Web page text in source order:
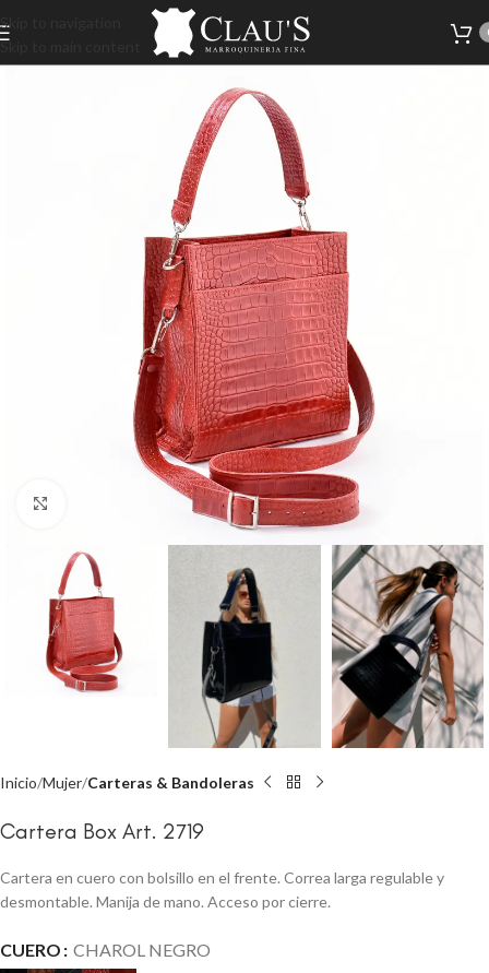
Skip to navigation
Skip to main content
Inicio Mujer Carteras & Bandoleras
Cartera Box Art. 2719
Cartera en cuero con bolsillo en el frente. Correa larga regulable y
desmontable. Manija de mano. Acceso por cierre.
CUERO CHAROL NEGRO